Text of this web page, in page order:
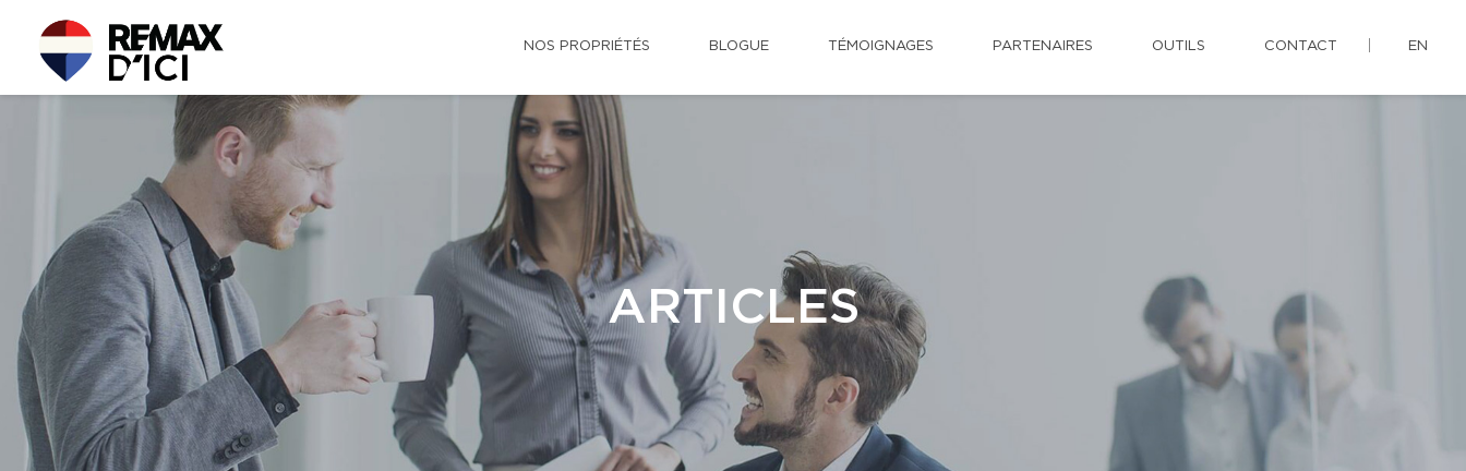
NOS PROPRIÉTÉS BLOGUE TÉMOIGNAGES PARTENAIRES OUTILS CONTACT EN
ARTICLES